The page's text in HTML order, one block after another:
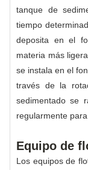
tanque de
tiempo
deposita en el
materia más
se instala en el
través de la
sedimentado se
regularmente
Equipo de
Los equipos de